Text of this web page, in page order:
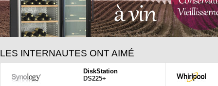
LES INTERNAUTES ONT AIMÉ
DiskStation
DS225+